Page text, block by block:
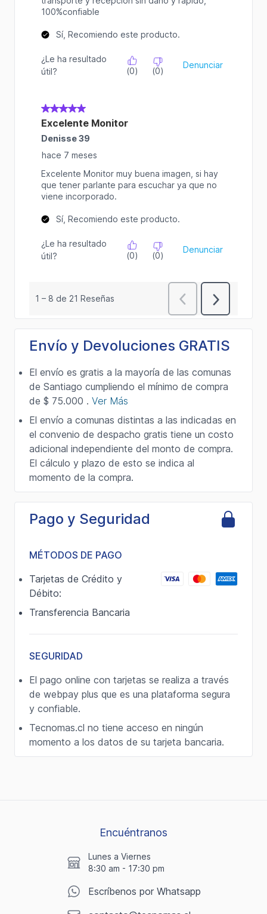
Envío y Devoluciones GRATIS
El envío es gratis a la mayoría de las comunas
de Santiago cumpliendo el mínimo de compra
de $ 75.000 . Ver Más
El envío a comunas distintas a las indicadas en
el convenio de despacho gratis tiene un costo
adicional independiente del monto de compra.
El cálculo y plazo de esto se indica al
momento de la compra.
Pago y Seguridad
MÉTODOS DE PAGO
Tarjetas de Crédito y
Débito:
Transferencia Bancaria
SEGURIDAD
El pago online con tarjetas se realiza a través
de webpay plus que es una plataforma segura
y confiable.
Tecnomas.cl no tiene acceso en ningún
momento a los datos de su tarjeta bancaria.
Encuéntranos
Lunes a Viernes
8:30 am - 17:30 pm
Escríbenos por Whatsapp